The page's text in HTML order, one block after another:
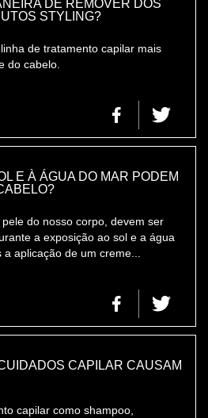
DE REMOVER DOS
STYLING?
de tratamento capilar mais
do cabelo.
E À ÁGUA DO MAR PODEM
do nosso corpo, devem ser
a exposição ao sol e a água
aplicação de um creme...
CAPILAR CAUSAM
capilar como shampoo,